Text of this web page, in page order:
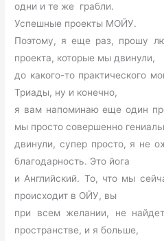
одни и те же грабли.
Успешные проекты МОЙУ.
Поэтому, я еще раз, прошу
проекта, которые мы двинули,
до какого-то практического
Триады, ну и конечно,
я вам напоминаю еще один
мы просто совершенно
двинули, супер просто, я не
благодарность. Это йога
и Английский. То, что мы
происходит в ОЙУ, вы
при всем желании, не
пространстве, и я больше,